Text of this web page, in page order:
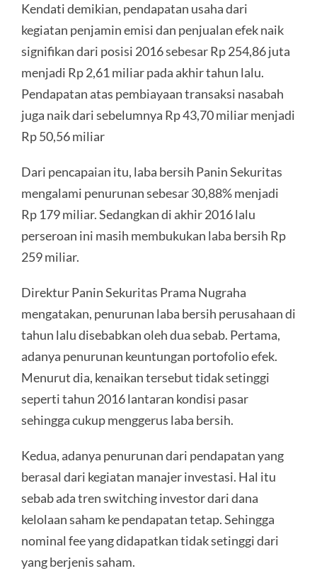
Kendati demikian, pendapatan usaha dari
kegiatan penjamin emisi dan penjualan efek naik
signifikan dari posisi 2016 sebesar Rp 254,86 juta
menjadi Rp 2,61 miliar pada akhir tahun lalu.
Pendapatan atas pembiayaan transaksi nasabah
juga naik dari sebelumnya Rp 43,70 miliar menjadi
Rp 50,56 miliar
Dari pencapaian itu, laba bersih Panin Sekuritas
mengalami penurunan sebesar 30,88% menjadi
Rp 179 miliar. Sedangkan di akhir 2016 lalu
perseroan ini masih membukukan laba bersih Rp
259 miliar.
Direktur Panin Sekuritas Prama Nugraha
mengatakan, penurunan laba bersih perusahaan di
tahun lalu disebabkan oleh dua sebab. Pertama,
adanya penurunan keuntungan portofolio efek.
Menurut dia, kenaikan tersebut tidak setinggi
seperti tahun 2016 lantaran kondisi pasar
sehingga cukup menggerus laba bersih.
Kedua, adanya penurunan dari pendapatan yang
berasal dari kegiatan manajer investasi. Hal itu
sebab ada tren switching investor dari dana
kelolaan saham ke pendapatan tetap. Sehingga
nominal fee yang didapatkan tidak setinggi dari
yang berjenis saham.